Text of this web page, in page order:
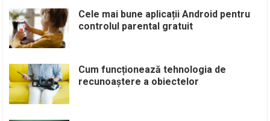
Cele mai bune aplicații Android pentru
controlul parental gratuit
Cum funcționează tehnologia de
recunoaștere a obiectelor